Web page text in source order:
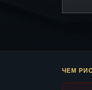
ЧЕМ